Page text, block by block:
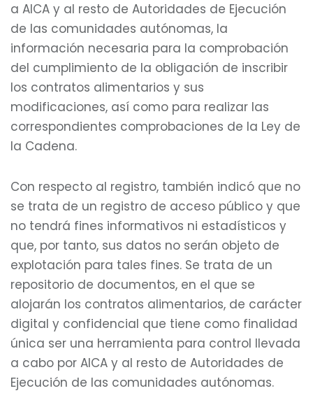
a AICA y al resto de Autoridades de Ejecución
de las comunidades autónomas, la
información necesaria para la comprobación
del cumplimiento de la obligación de inscribir
los contratos alimentarios y sus
modificaciones, así como para realizar las
correspondientes comprobaciones de la Ley de
la Cadena.
Con respecto al registro, también indicó que no
se trata de un registro de acceso público y que
no tendrá fines informativos ni estadísticos y
que, por tanto, sus datos no serán objeto de
explotación para tales fines. Se trata de un
repositorio de documentos, en el que se
alojarán los contratos alimentarios, de carácter
digital y confidencial que tiene como finalidad
única ser una herramienta para control llevada
a cabo por AICA y al resto de Autoridades de
Ejecución de las comunidades autónomas.